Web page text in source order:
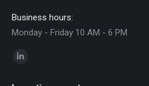
Business hours:
Monday - Friday 10 AM - 6 PM
Encuéntranos en: